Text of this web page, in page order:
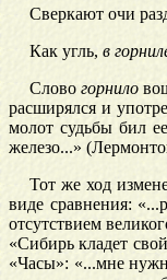
Сверкают очи
Как угль, в
Слово горнило
расширялся и
молот судьбы бил
железо...»
Тот же ход
виде сравнения:
отсутствием
«Сибирь кладет
«Часы»: «...мне